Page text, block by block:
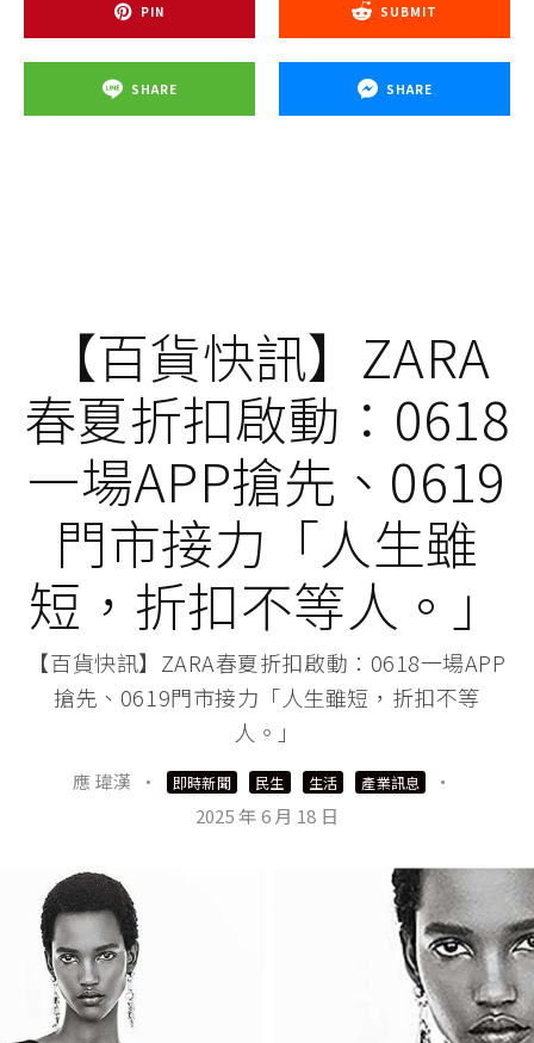
PIN SUBMIT
SHARE SHARE
【百貨快訊】ZARA
春夏折扣啟動：0618
一場APP搶先、0619
門市接力「人生雖
短，折扣不等人。」
【百貨快訊】ZARA春夏折扣啟動：0618一場APP
搶先、0619門市接力「人生雖短，折扣不等
人。」
應 瑋漢 · 即時新聞 民生 生活 產業訊息
·
2025 年 6 月 18 日